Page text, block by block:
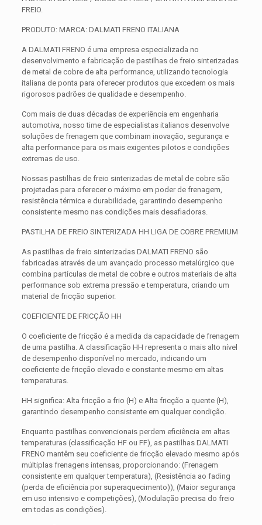
FREIO.
PRODUTO: MARCA: DALMATI FRENO ITALIANA
A DALMATI FRENO é uma empresa especializada no
desenvolvimento e fabricação de pastilhas de freio sinterizadas
de metal de cobre de alta performance, utilizando tecnologia
italiana de ponta para oferecer produtos que excedem os mais
rigorosos padrões de qualidade e desempenho.
Com mais de duas décadas de experiência em engenharia
automotiva, nosso time de especialistas italianos desenvolve
soluções de frenagem que combinam inovação, segurança e
alta performance para os mais exigentes pilotos e condições
extremas de uso.
Nossas pastilhas de freio sinterizadas de metal de cobre são
projetadas para oferecer o máximo em poder de frenagem,
resistência térmica e durabilidade, garantindo desempenho
consistente mesmo nas condições mais desafiadoras.
PASTILHA DE FREIO SINTERIZADA HH LIGA DE COBRE PREMIUM
As pastilhas de freio sinterizadas DALMATI FRENO são
fabricadas através de um avançado processo metalúrgico que
combina partículas de metal de cobre e outros materiais de alta
performance sob extrema pressão e temperatura, criando um
material de fricção superior.
COEFICIENTE DE FRICÇÃO HH
O coeficiente de fricção é a medida da capacidade de frenagem
de uma pastilha. A classificação HH representa o mais alto nível
de desempenho disponível no mercado, indicando um
coeficiente de fricção elevado e constante mesmo em altas
temperaturas.
HH significa: Alta fricção a frio (H) e Alta fricção a quente (H),
garantindo desempenho consistente em qualquer condição.
Enquanto pastilhas convencionais perdem eficiência em altas
temperaturas (classificação HF ou FF), as pastilhas DALMATI
FRENO mantêm seu coeficiente de fricção elevado mesmo após
múltiplas frenagens intensas, proporcionando: (Frenagem
consistente em qualquer temperatura), (Resistência ao fading
(perda de eficiência por superaquecimento)), (Maior segurança
em uso intensivo e competições), (Modulação precisa do freio
em todas as condições).